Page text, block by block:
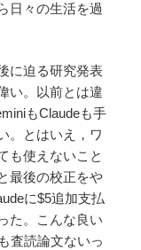
日々の生活を過
に迫る研究発表
い。以前とは違
もClaudeも手
。とはいえ，ワ
も使えないこと
最後の校正をや
に$5追加支払
た。こんな良い
査読論文ないっ